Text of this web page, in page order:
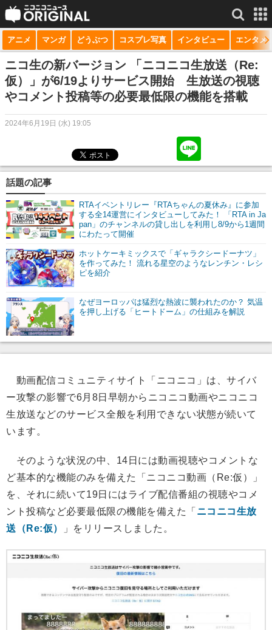
サービス一覧 もっと見る
niconico
動画
生放送
マンガ
ニコニコQ
アニメ マンガ どうぶつ コスプレ写真 インタビュー エンタメ
ニコ生の新バージョン 「ニコニコ生放送（Re:
仮）」が6/19よりサービス開始 生放送の視聴
やコメント投稿等の必要最低限の機能を搭載
2024年6月19日 (水) 19:05
話題の記事
RTAイベントリレー『RTAちゃんの夏休み』に参加
する全14運営にインタビューしてみた！ 「RTA in Ja
pan」のチャンネルの貸し出しを利用し8/9から1週間
にわたって開催
ホットケーキミックスで「ギャラクシードーナツ」
を作ってみた！ 流れる星空のようなレンチン・レシ
ピを紹介
なぜヨーロッパは猛烈な熱波に襲われたのか？ 気温
を押し上げる「ヒートドーム」の仕組みを解説
動画配信コミュニティサイト「ニコニコ」は、サイバ
ー攻撃の影響で6月8日早朝からニコニコ動画やニコニコ
生放送などのサービス全般を利用できない状態が続いて
います。
そのような状況の中、14日には動画視聴やコメントな
ど基本的な機能のみを備えた「ニコニコ動画（Re:仮）」
を、それに続いて19日にはライブ配信番組の視聴やコメ
ント投稿など必要最低限の機能を備えた「 ニコニコ生放
送（Re:仮）
」をリリースしました。